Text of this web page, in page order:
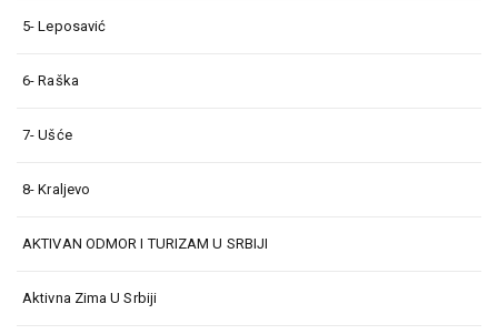
5- Leposavić
6- Raška
7- Ušće
8- Kraljevo
AKTIVAN ODMOR I TURIZAM U SRBIJI
Aktivna Zima U Srbiji